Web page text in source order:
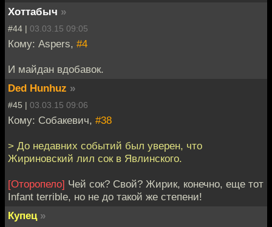
Хоттабыч »
#44 | 03.03.15 09:05
Кому: Aspers, #4
И майдан вдобавок.
Ded Hunhuz »
#45 | 03.03.15 09:06
Кому: Собакевич, #38
> До недавних событий был уверен, что
Жириновский лил сок в Явлинского.
[Оторопело] Чей сок? Свой? Жирик, конечно, еще тот
Infant terrible, но не до такой же степени!
Купец »